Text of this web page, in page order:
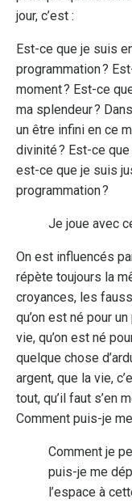
jour, c’est :
Est-ce que je suis
programmation ?
moment ? Est-ce
ma splendeur ?
un être infini en ce
divinité ? Est-ce
est-ce que je suis
programmation ?
Je joue avec
On est influencés
répète toujours la
croyances, les
qu’on est né pour
vie, qu’on est né
quelque chose
argent, que la vie,
tout, qu’il faut s’en
Comment puis-je
Comment je
puis-je me
l’espace à